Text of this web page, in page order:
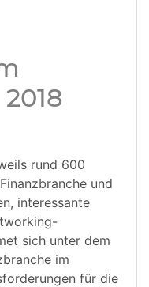
rund 600
und
interessante
sich unter dem
im
für die